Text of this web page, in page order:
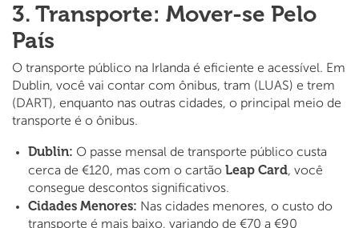
3. Transporte: Mover-se Pelo
País
O transporte público na Irlanda é eficiente e acessível. Em
Dublin, você vai contar com ônibus, tram (LUAS) e trem
(DART), enquanto nas outras cidades, o principal meio de
transporte é o ônibus.
Dublin: O passe mensal de transporte público custa
cerca de €120, mas com o cartão Leap Card, você
consegue descontos significativos.
Cidades Menores: Nas cidades menores, o custo do
transporte é mais baixo, variando de €70 a €90